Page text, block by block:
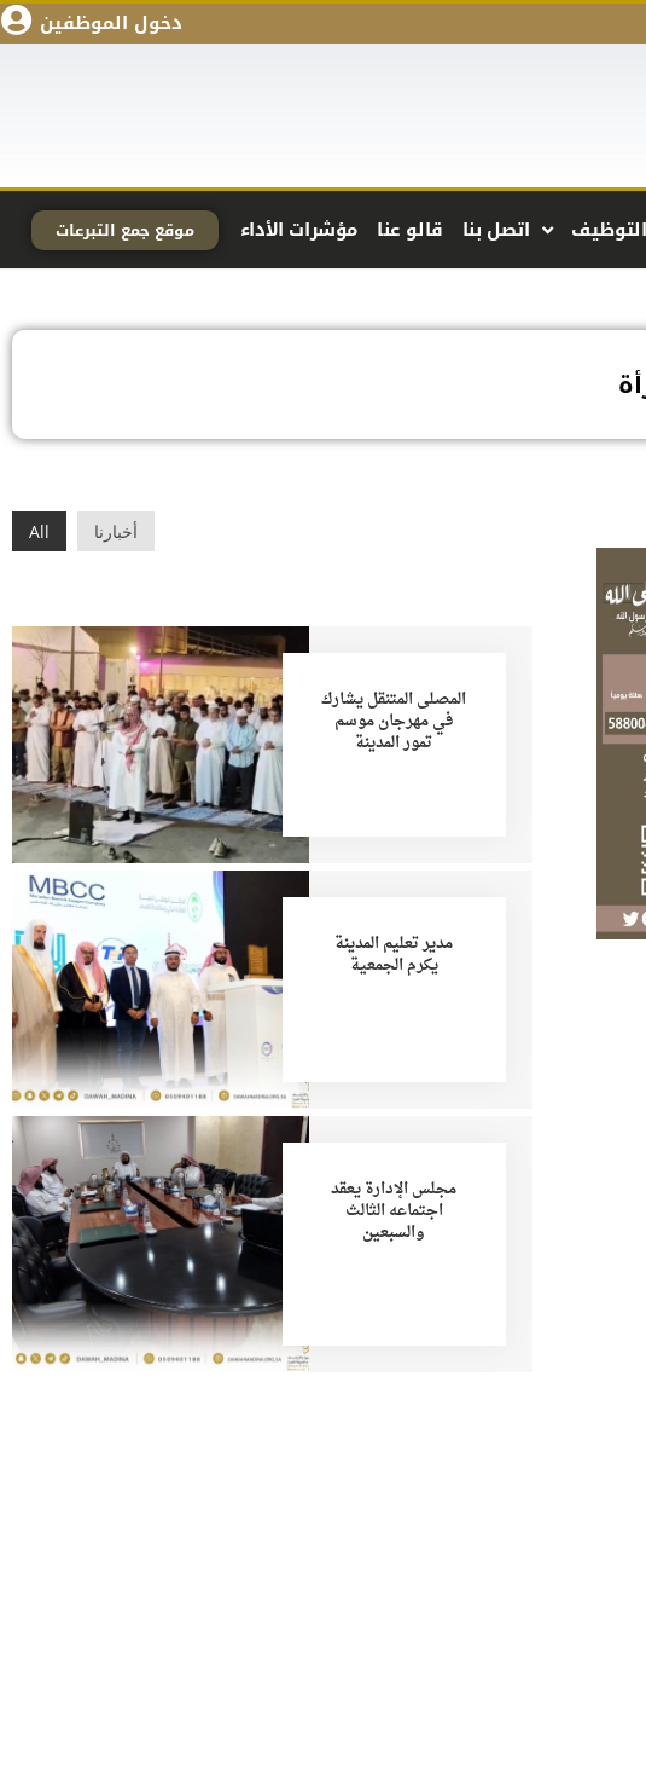
دخول الموظفين
موقع جمع التبرعات مؤشرات الأداء قالو عنا اتصل بنا التوظيف
All أخبارنا
المصلى المتنقل يشارك
في مهرجان موسم
تمور المدينة
مدير تعليم المدينة
يكرم الجمعية
مجلس الإدارة يعقد
اجتماعه الثالث
والسبعين